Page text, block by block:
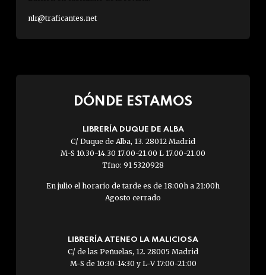
nlr@traficantes.net
DÓNDE ESTAMOS
LIBRERÍA DUQUE DE ALBA
C/ Duque de Alba, 13. 28012 Madrid
M-S 10.30-14.30 17.00-21.00 L 17.00-21.00
Tfno: 91 5320928
En julio el horario de tarde es de 18:00h a 21:00h
Agosto cerrado
LIBRERÍA ATENEO LA MALICIOSA
C/ de las Peñuelas, 12. 28005 Madrid
M-S de 10:30-14:30 y L-V 17:00-21:00